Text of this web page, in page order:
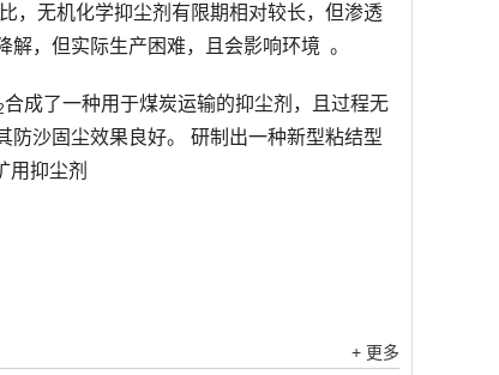
，无机化学抑尘剂有限期相对较长，但渗透
，但实际生产困难，且会影响环境 。
合成了一种用于煤炭运输的抑尘剂，且过程无
防沙固尘效果良好。 研制出一种新型粘结型
用抑尘剂
+ 更多